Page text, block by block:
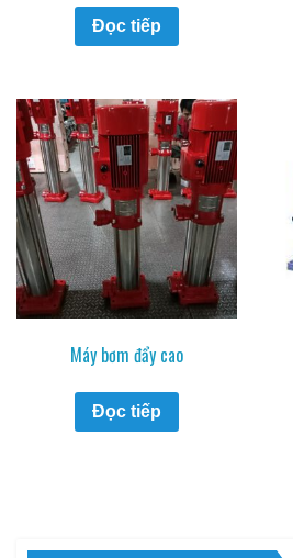
Đọc tiếp
Máy bơm đẩy cao
Đọc tiếp